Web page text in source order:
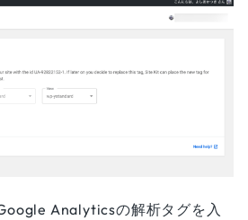
Analyticsの解析タグを入